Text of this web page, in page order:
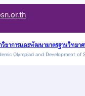
ชาการและพัฒนามาตรฐานวิทยา
Olympiad and Development of